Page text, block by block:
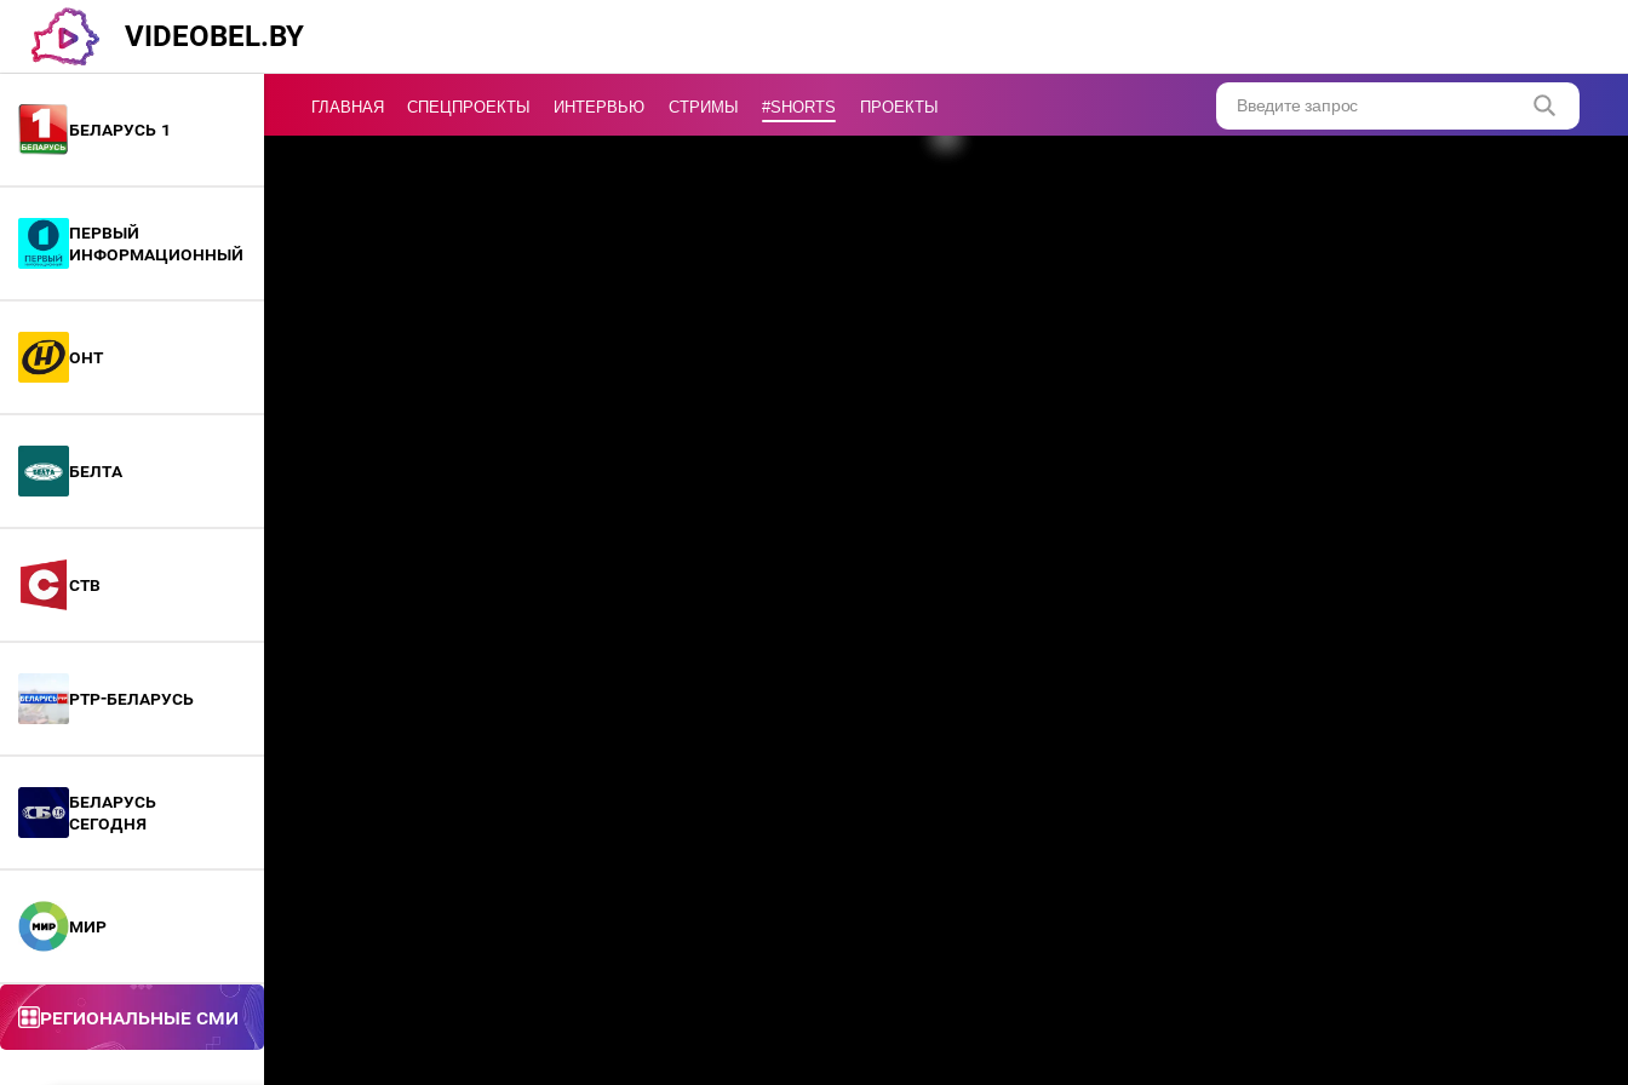
VIDEOBEL.BY
Беларусь 1
Первый
информационный
ОНТ
БелТА
СТВ
РТР-Беларусь
БЕЛАРУСЬ
СЕГОДНЯ
МИР
Региональные СМИ
ГЛАВНАЯ СПЕЦПРОЕКТЫ ИНТЕРВЬЮ СТРИМЫ #Shorts ПРОЕКТЫ Введите запрос
человеку?...